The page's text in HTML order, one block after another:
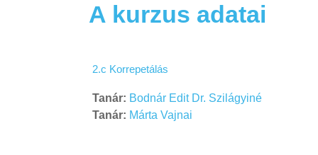
A kurzus adatai
2.c Korrepetálás
Tanár: Bodnár Edit Dr. Szilágyiné
Tanár: Márta Vajnai